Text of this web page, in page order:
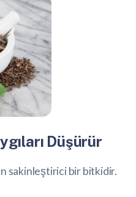
Düşürür
sakinleştirici bir bitkidir.